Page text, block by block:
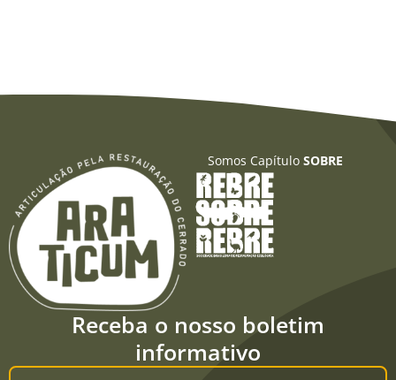
Somos CapítuloSOBRE
Receba o nosso boletim
informativo